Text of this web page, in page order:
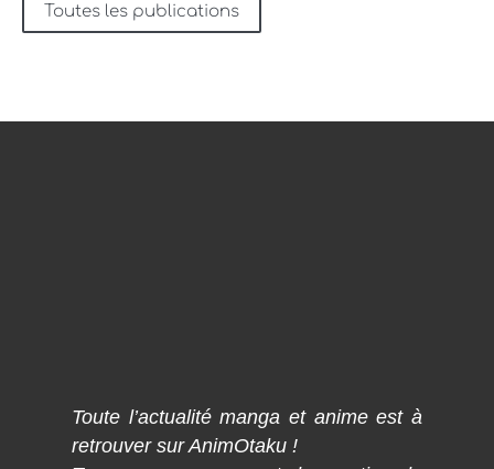
Toutes les publications
Toute l’actualité manga et anime est à
retrouver sur AnimOtaku !